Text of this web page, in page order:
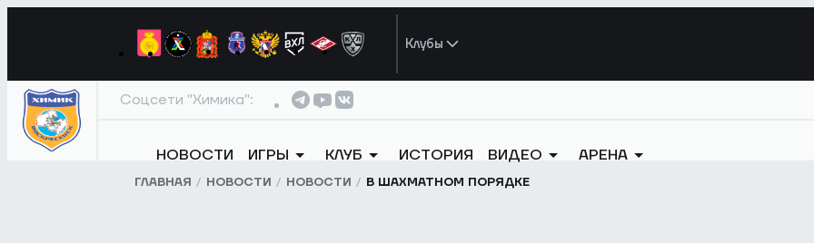
Клубы
Соцсети "Химика":
НОВОСТИ ИГРЫ КЛУБ ИСТОРИЯ ВИДЕО АРЕНА
ГЛАВНАЯ НОВОСТИ НОВОСТИ В ШАХМАТНОМ ПОРЯДКЕ